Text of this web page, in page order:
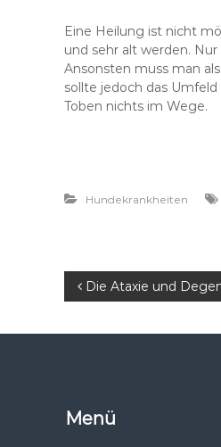
Eine Heilung ist nicht
und sehr alt werden.
Ansonsten muss man
sollte jedoch das
Toben nichts im Wege.
Hundekrankheiten
B
e
t
Die Ataxie und
Menü